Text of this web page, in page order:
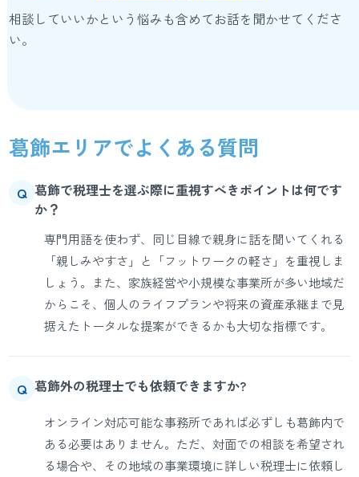
相談していいかという悩みも含めてお話を聞かせてくださ
い。
葛飾エリアでよくある質問
Q 葛飾で税理士を選ぶ際に重視すべきポイントは何です
か？
専門用語を使わず、同じ目線で親身に話を聞いてくれる
「親しみやすさ」と「フットワークの軽さ」を重視しま
しょう。また、家族経営や小規模な事業所が多い地域だ
からこそ、個人のライフプランや将来の資産承継まで見
据えたトータルな提案ができるかも大切な指標です。
Q 葛飾外の税理士でも依頼できますか?
オンライン対応可能な事務所であれば必ずしも葛飾内で
ある必要はありません。ただ、対面での相談を希望され
る場合や、その地域の事業環境に詳しい税理士に依頼し